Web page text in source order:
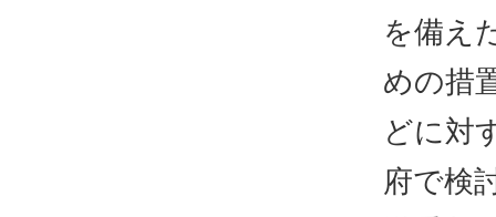
を備え
めの措
どに対
府で検